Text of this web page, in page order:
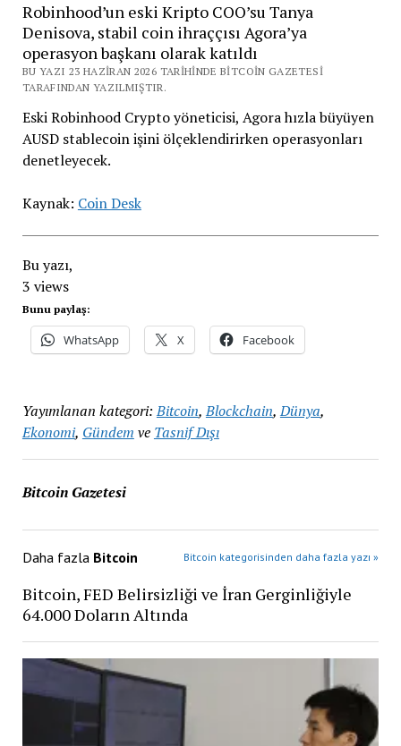
Robinhood’un eski Kripto COO’su Tanya
Denisova, stabil coin ihraççısı Agora’ya
operasyon başkanı olarak katıldı
BU YAZI 23 HAZIRAN 2026 TARIHINDE BITCOIN GAZETESI
TARAFINDAN YAZILMIŞTIR.
Eski Robinhood Crypto yöneticisi, Agora hızla büyüyen
AUSD stablecoin işini ölçeklendirirken operasyonları
denetleyecek.
Kaynak: Coin Desk
Bu yazı,
3 views
Bunu paylaş:
WhatsApp X Facebook
Yayımlanan kategori: Bitcoin,Blockchain,Dünya,
Ekonomi, Gündem ve Tasnif Dışı
Bitcoin Gazetesi
Daha fazla Bitcoin Bitcoin kategorisinden daha fazla yazı »
Bitcoin, FED Belirsizliği ve İran Gerginliğiyle
64.000 Doların Altında